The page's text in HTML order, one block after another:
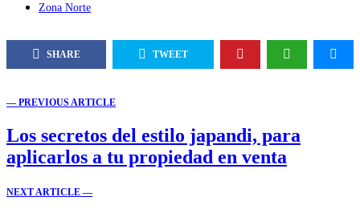
Zona Norte
SHARE TWEET
— PREVIOUS ARTICLE
Los secretos del estilo japandi, para
aplicarlos a tu propiedad en venta
NEXT ARTICLE —